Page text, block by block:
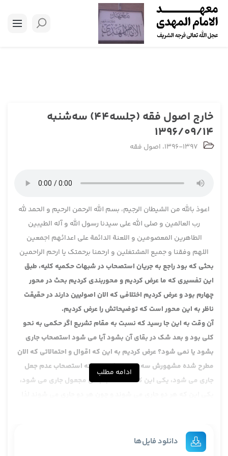
خارج اصول فقه (جلسه44) سه‌شنبه
1396/09/14
1396-1397، اصول فقه
اعوذ بالله من الشیطان الرجیم، بسم الله الرحمن الرحیم و الحمد لله
رب العالمین و صلی الله علی سیدنا رسول الله و آله الطیبین
الطاهرین المعصومین و اللعنة الدائمة علی اعدائهم اجمعین
اللهم وفقنا و جمیع المشتغلین و ارحمنا برحمتک یا ارحم الراحمین
بحثی که بود راجع به جریان استصحاب در شبهات حکمیه کلیه، طبق
این تفسیری که ما عرض کردیم و محوربندی کردیم بحث در محور
چهارم بود و عرض کردیم اختلافی که الان اصولیین دارند در حقیقت
ناظر به این محور است که توضیحاتش را عرض کردیم.
آن وقت به این جا رسید که نسبت به مقام تشریع اگر حکمی به نحو
کلی بود و بعد شک در بقای آن بشود آیا می شود استصحاب جاری
بشود یا نمی شود؟ عرض کردیم به این که اقوال و احتمالاتی که الان
مطرح شده مشهورش سه تاست، یکی این که استصحاب عدم جعل
جاری می شود، یکی این که استصحاب بقای مجعول جاری می شود،
است، خب شاگردان ایشان که با ایشان مخالفند البته بحث مربوط به
فقط شاگردان ایشان نیست، بحث از زمان مرحوم نراقی یعنی حدود
ادامه مطلب
دانلود فایل‌ها